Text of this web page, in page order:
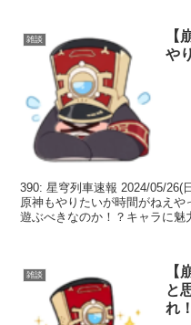
雑談
【
や
390: 星穹列車速報 2024/05/26(
原神もやりたいが時間がねえ
遊ぶべきなのか！？キャラに魅
雑談
【
と
れ！